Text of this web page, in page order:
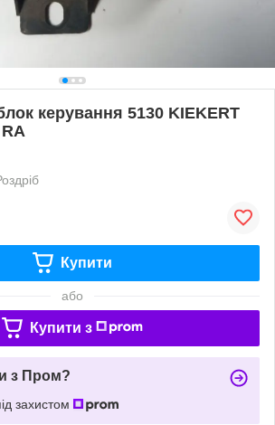
керування 5130 KIEKERT
Купити
або
Купити з
з Пром?
захистом